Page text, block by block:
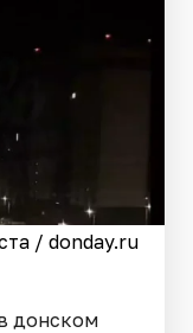
/ donday.ru
донском